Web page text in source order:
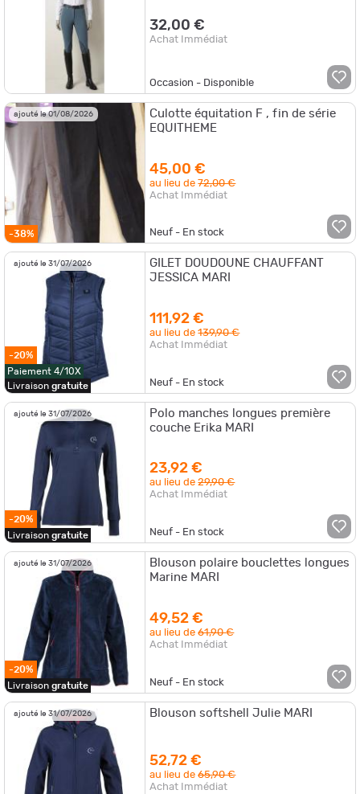
32,00 €
Achat Immédiat
Occasion - Disponible
ajouté le 01/08/2026
-38%
Culotte équitation F , fin de série
EQUITHEME
45,00 €
au lieu de72,00 €
Achat Immédiat
Neuf - En stock
ajouté le 31/07/2026
-20%
Paiement 4/10X
Livraison gratuite
GILET DOUDOUNE CHAUFFANT
JESSICA MARI
111,92 €
au lieu de139,90 €
Achat Immédiat
Neuf - En stock
ajouté le 31/07/2026
-20%
Livraison gratuite
Polo manches longues première
couche Erika MARI
23,92 €
au lieu de29,90 €
Achat Immédiat
Neuf - En stock
ajouté le 31/07/2026
-20%
Livraison gratuite
Blouson polaire bouclettes longues
Marine MARI
49,52 €
au lieu de61,90 €
Achat Immédiat
Neuf - En stock
ajouté le 31/07/2026 Blouson softshell Julie MARI
52,72 €
au lieu de65,90 €
Achat Immédiat